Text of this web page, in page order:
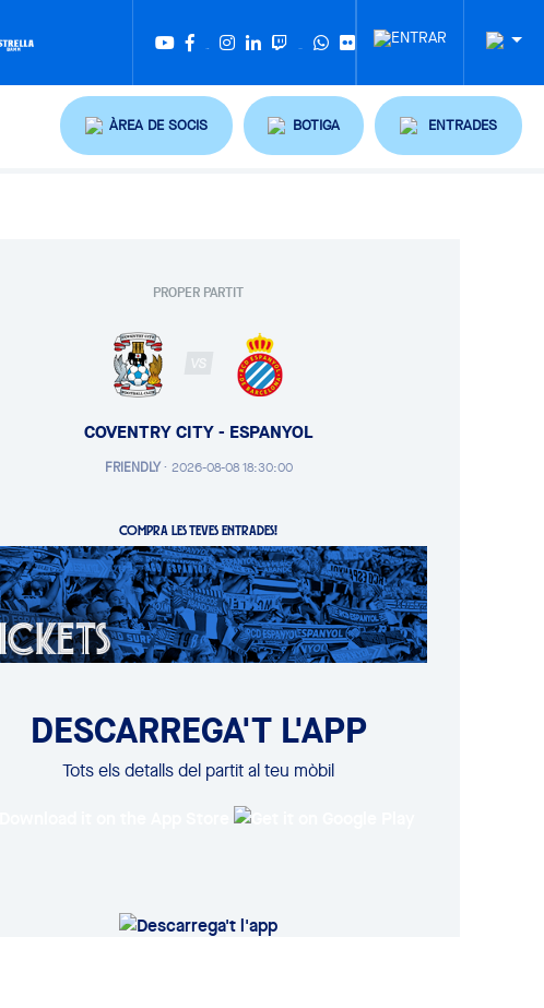
ÀREA DE SOCIS BOTIGA ENTRADES
PROPER PARTIT
VS
COVENTRY CITY - ESPANYOL
FRIENDLY· 2026-08-08 18:30:00
COMPRA LES TEVES ENTRADES!
DESCARREGA'T L'APP
Tots els detalls del partit al teu mòbil